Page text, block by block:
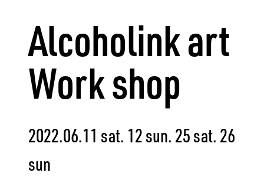
Alcoholink art
Work shop
2022.06.11 sat. 12 sun. 25 sat. 26
sun